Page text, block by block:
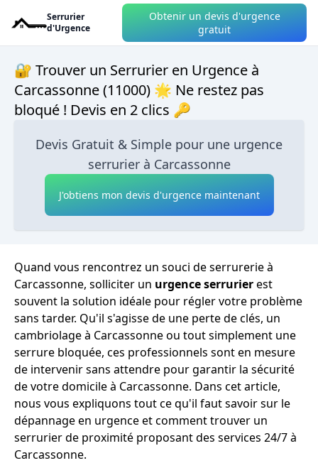
Serrurier
d'Urgence
Obtenir un devis d'urgence
gratuit
🔐 Trouver un Serrurier en Urgence à
Carcassonne (11000) 🌟 Ne restez pas
bloqué ! Devis en 2 clics 🔑
Devis Gratuit & Simple pour une urgence
serrurier à Carcassonne
J'obtiens mon devis d'urgence maintenant
Quand vous rencontrez un souci de serrurerie à
Carcassonne, solliciter un urgence serrurierest
souvent la solution idéale pour régler votre problème
sans tarder. Qu'il s'agisse de une perte de clés, un
cambriolage à Carcassonne ou tout simplement une
serrure bloquée, ces professionnels sont en mesure
de intervenir sans attendre pour garantir la sécurité
de votre domicile à Carcassonne. Dans cet article,
nous vous expliquons tout ce qu'il faut savoir sur le
dépannage en urgence et comment trouver un
serrurier de proximité proposant des services 24/7 à
Carcassonne.